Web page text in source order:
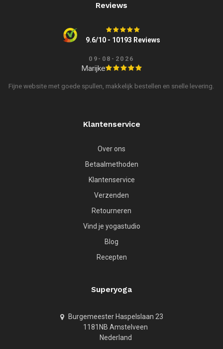
Reviews
9.6/10 - 10193 Reviews
09-08-2026
Marijke
Fijne website met goede spullen, makkelijk bestellen en snelle levering.
Klantenservice
Over ons
Betaalmethoden
Klantenservice
Verzenden
Retourneren
Vind je yogastudio
Blog
Recepten
Superyoga
Burgemeester Haspelslaan 23
1181NB Amstelveen
Nederland